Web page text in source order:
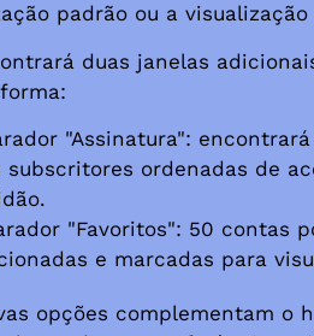
padrão ou a
duas janelas
"Assinatura":
subscritores ordenadas de
"Favoritos": 50 contas
e marcadas para
opções complementam o